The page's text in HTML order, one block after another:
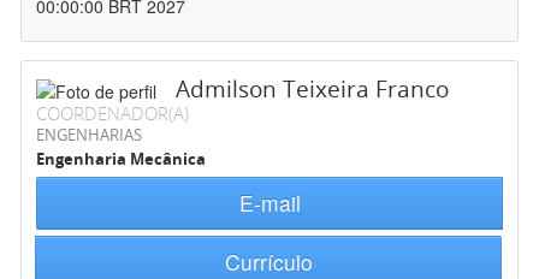
00:00:00 BRT 2027
Admilson Teixeira Franco
COORDENADOR(A)
ENGENHARIAS
Engenharia Mecânica
E-mail
Currículo